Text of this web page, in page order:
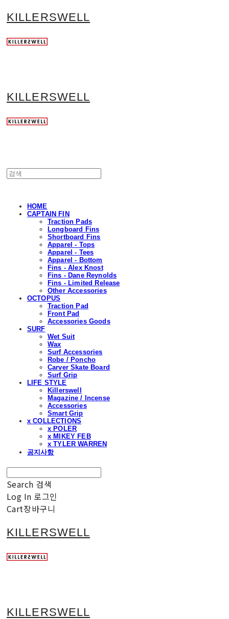
KILLERSWELL
KILLERSWELL
HOME
CAPTAIN FIN
Traction Pads
Longboard Fins
Shortboard Fins
Apparel - Tops
Apparel - Tees
Apparel - Bottom
Fins - Alex Knost
Fins - Dane Reynolds
Fins - Limited Release
Other Accessories
OCTOPUS
Traction Pad
Front Pad
Accessories Goods
SURF
Wet Suit
Wax
Surf Accessories
Robe / Poncho
Carver Skate Board
Surf Grip
LIFE STYLE
Killerswell
Magazine / Incense
Accessories
Smart Grip
x COLLECTIONS
x POLER
x MIKEY FEB
x TYLER WARREN
공지사항
Search 검색
Log In 로그인
Cart장바구니
KILLERSWELL
KILLERSWELL